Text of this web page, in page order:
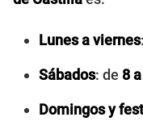
Lunes a viernes
Sábados: de 8
Domingos y